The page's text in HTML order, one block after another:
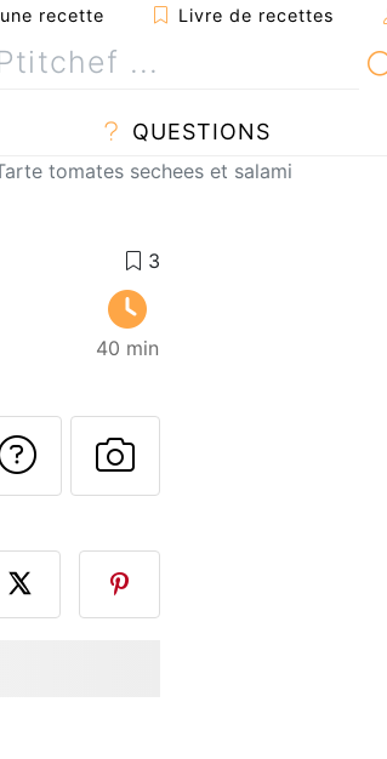
recette Livre de recettes
QUESTIONS
tomates sechees et salami
40 min
cette recette à un ami
cette page
Poser une
Publier votre